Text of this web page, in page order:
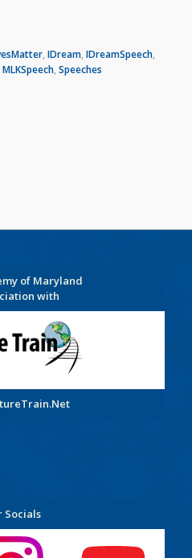
, IDream, IDreamSpeech,
MLKSpeech, Speeches
of Maryland
with
Socials